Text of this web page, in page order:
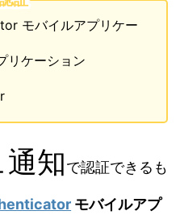
モバイルアプリケー
リケーション
知で認証できるも
モバイルアプ